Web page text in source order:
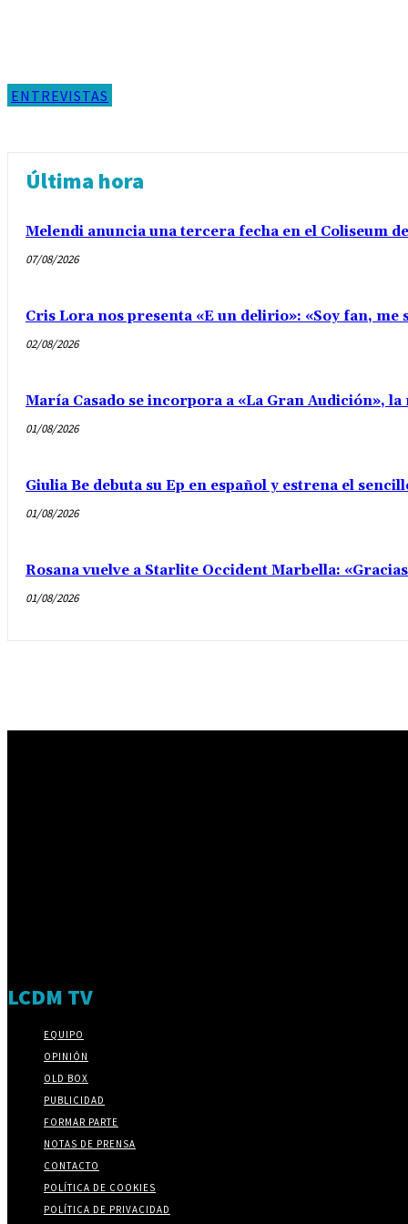
ENTREVISTAS
Última hora
Melendi anuncia una tercera fecha en el Coliseum
07/08/2026
Cris Lora nos presenta «E un delirio»: «Soy fan,
02/08/2026
María Casado se incorpora a «La Gran Audición», la
01/08/2026
Giulia Be debuta su Ep en español y estrena el
01/08/2026
Rosana vuelve a Starlite Occident Marbella:
01/08/2026
LCDM TV
EQUIPO
OPINIÓN
OLD BOX
PUBLICIDAD
FORMAR PARTE
NOTAS DE PRENSA
CONTACTO
POLÍTICA DE COOKIES
POLÍTICA DE PRIVACIDAD